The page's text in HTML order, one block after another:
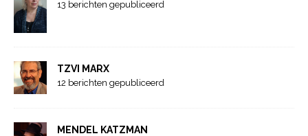
13 berichten gepubliceerd
TZVI MARX
12 berichten gepubliceerd
MENDEL KATZMAN